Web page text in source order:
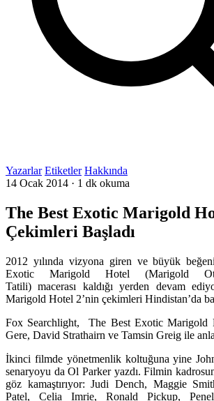
Yazarlar Etiketler Hakkında
14 Ocak 2014 · 1 dk okuma
The Best Exotic Marigold
Çekimleri Başladı
2012 yılında vizyona giren ve büyük
Exotic Marigold Hotel (Marigold
Tatili) macerası kaldığı yerden devam
Marigold Hotel 2’nin çekimleri Hindistan’da
Fox Searchlight, The Best Exotic Marigold
Gere, David Strathairn ve Tamsin Greig ile
İkinci filmde yönetmenlik koltuğuna yine
senaryoyu da Ol Parker yazdı. Filmin
göz kamaştırıyor: Judi Dench, Maggie
Patel, Celia Imrie, Ronald Pickup,